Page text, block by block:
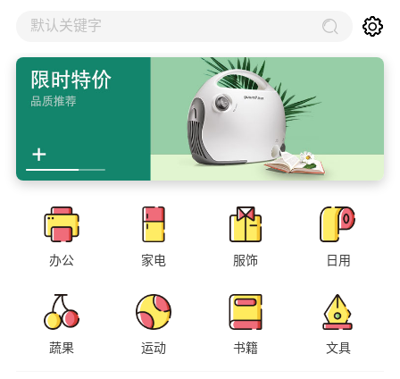
默认关键字
办公 家电 服饰 日用
蔬果 运动 书籍 文具